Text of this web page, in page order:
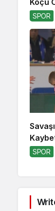
Koçu
SPOR
SPOR